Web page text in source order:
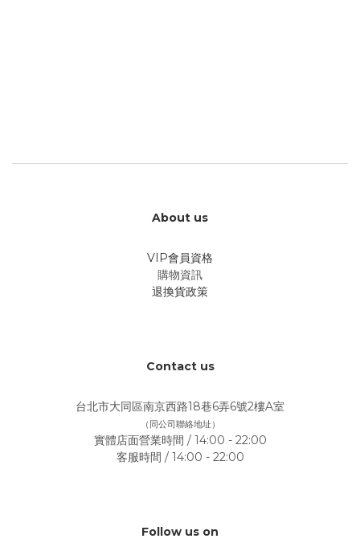
About us
VIP會員資格
購物資訊
退換貨政策
Contact us
台北市大同區南京西路18巷6弄6號2樓A室
（同公司聯絡地址）
實體店面營業時間 / 14:00 - 22:00
客服時間 / 14:00 - 22:00
Follow us on